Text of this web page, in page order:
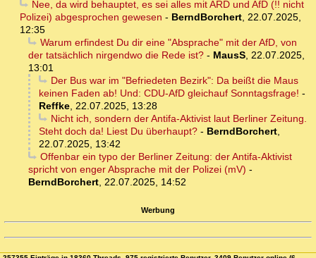
Nee, da wird behauptet, es sei alles mit ARD und AfD (!! nicht
Polizei) abgesprochen gewesen - BerndBorchert, 22.07.2025,
12:35
Warum erfindest Du dir eine "Absprache" mit der AfD, von
der tatsächlich nirgendwo die Rede ist? - MausS, 22.07.2025,
13:01
Der Bus war im "Befriedeten Bezirk": Da beißt die Maus
keinen Faden ab! Und: CDU-AfD gleichauf Sonntagsfrage! -
Reffke, 22.07.2025, 13:28
Nicht ich, sondern der Antifa-Aktivist laut Berliner Zeitung.
Steht doch da! Liest Du überhaupt? - BerndBorchert,
22.07.2025, 13:42
Offenbar ein typo der Berliner Zeitung: der Antifa-Aktivist
spricht von enger Absprache mit der Polizei (mV) -
BerndBorchert, 22.07.2025, 14:52
Werbung